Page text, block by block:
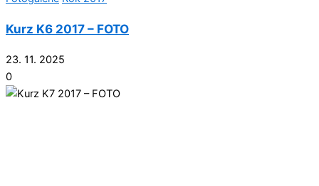
Kurz K6 2017 – FOTO
23. 11. 2025
0